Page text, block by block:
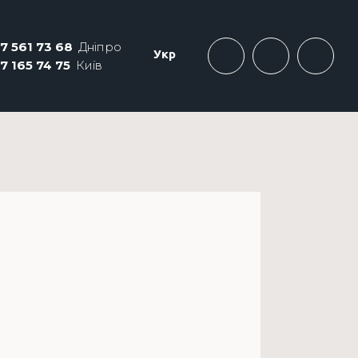
561 73 68 Дніпро
165 74 75 Київ
Укр